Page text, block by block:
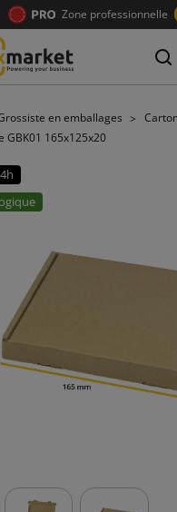
Zone professionnelle
en emballages
GBK01 165x125x20